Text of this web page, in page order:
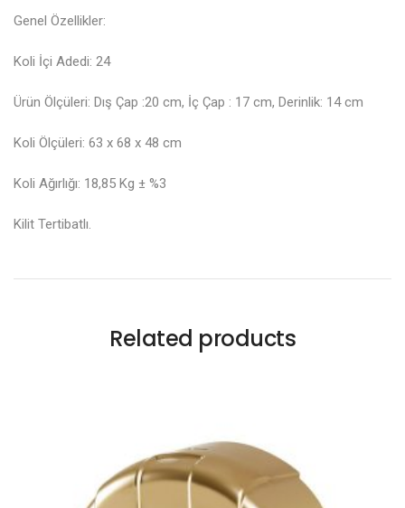
Genel Özellikler:
Koli İçi Adedi: 24
Ürün Ölçüleri: Dış Çap :20 cm, İç Çap : 17 cm, Derinlik: 14 cm
Koli Ölçüleri: 63 x 68 x 48 cm
Koli Ağırlığı: 18,85 Kg ± %3
Kilit Tertibatlı.
Related products